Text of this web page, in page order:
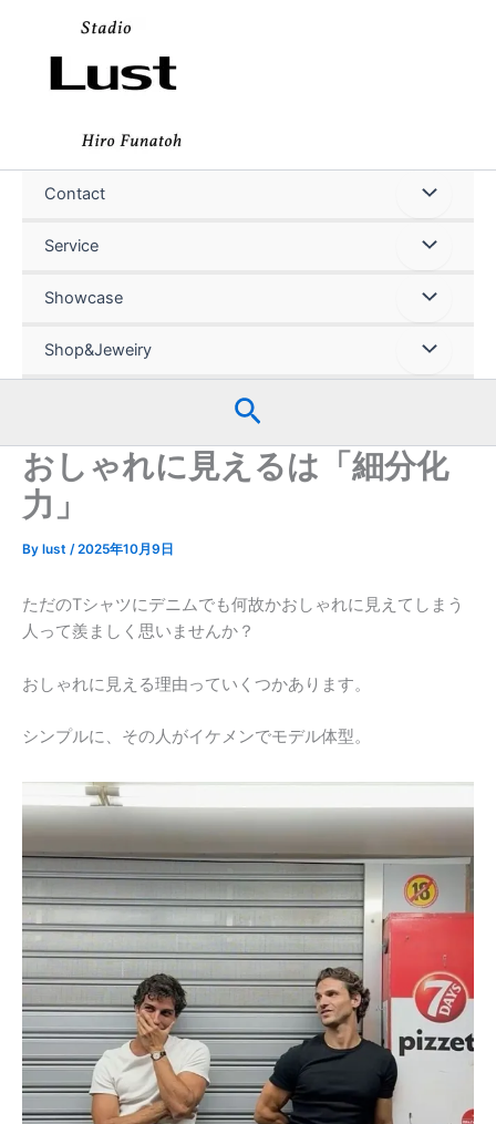
プ
Contact
Service
Showcase
Shop&Jeweiry
検
索
おしゃれに見えるは「細分化
力」
By lust /2025年10月9日
ただのTシャツにデニムでも何故かおしゃれに見えてしまう
人って羨ましく思いませんか？
おしゃれに見える理由っていくつかあります。
シンプルに、その人がイケメンでモデル体型。